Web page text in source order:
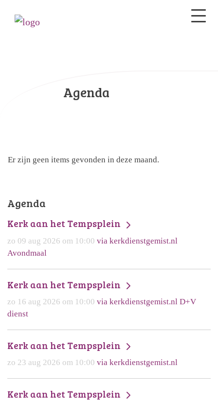
Agenda
Er zijn geen items gevonden in deze maand.
Agenda
Kerk aan het Tempsplein
zo 09 aug 2026 om 10:00 via kerkdienstgemist.nl
Avondmaal
Kerk aan het Tempsplein
zo 16 aug 2026 om 10:00 via kerkdienstgemist.nl D+V
dienst
Kerk aan het Tempsplein
zo 23 aug 2026 om 10:00 via kerkdienstgemist.nl
Kerk aan het Tempsplein